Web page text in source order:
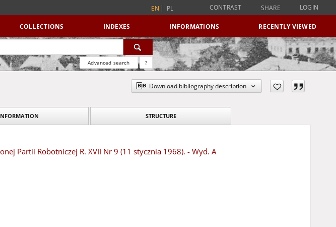
EN PL CONTRAST SHARE LOGIN
COLLECTIONS INDEXES INFORMATIONS RECENTLY VIEWED
Advanced search ?
Download bibliography description
STRUCTURE
Partii Robotniczej R. XVII Nr 9 (11 stycznia 1968). - Wyd. A